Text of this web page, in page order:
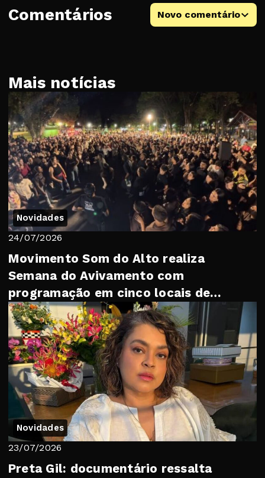
Comentários Novo comentário
Mais notícias
Novidades
24/07/2026
Movimento Som do Alto realiza
Semana do Avivamento com
programação em cinco locais de
Petrópolis
Novidades
23/07/2026
Preta Gil: documentário ressalta